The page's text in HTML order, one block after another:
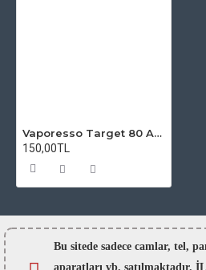
Vaporesso Target 80 Atomizer Camı
150,00TL
Bu sitede sadece camlar, tel,
aparatları vb. satılmaktadır.